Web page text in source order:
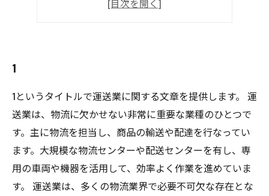
1
1というタイトルで運送業に関する文章を提供します。 運
送業は、物流に欠かせない非常に重要な業種のひとつで
す。主に物流を担当し、商品の輸送や配達を行なってい
ます。大規模な物流センターや配送センターを有し、専
用の車両や機器を活用して、効率よく作業を進めていま
す。 運送業は、多くの物流業界で必要不可欠な存在とな